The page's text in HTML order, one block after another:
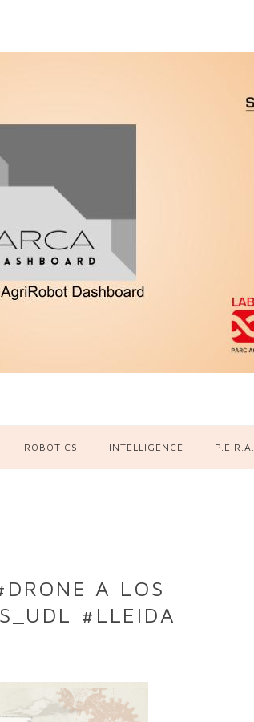
ROBOTICS INTELLIGENCE P.E.R.A.
A LOS
#LLEIDA